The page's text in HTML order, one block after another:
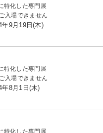
特化した専門展
入場できません
年9月19日(木)
特化した専門展
入場できません
年8月1日(木)
特化した専門展